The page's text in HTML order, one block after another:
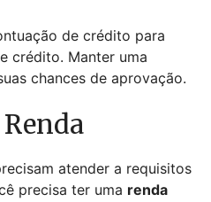
de crédito para
crédito. Manter uma
chances de aprovação.
atender a requisitos
precisa ter uma renda